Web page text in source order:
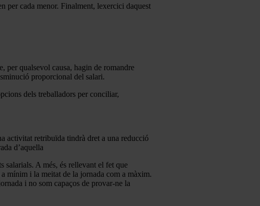
per cada menor. Finalment, lexercici daquest
per qualsevol causa, hagin de romandre
proporcional del salari.
dels treballadors per conciliar,
activitat retribuïda tindrà dret a una reducció
d’aquella
salarials. A més, és rellevant el fet que
mínim i la meitat de la jornada com a màxim.
i no som capaços de provar-ne la